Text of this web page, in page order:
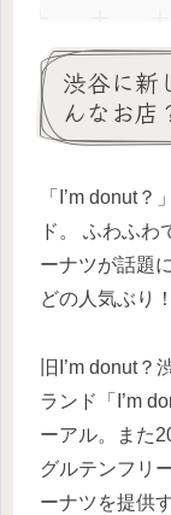
渋谷に新
んなお店
「I’m donut
ド。 ふわふ
ーナツが話題
どの人気ぶり！
旧I’m donut
ランド「I’m
ーアル。また
グルテンフリ
ーナツを提供